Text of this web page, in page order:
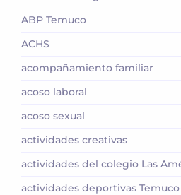
ABP Temuco
ACHS
acompañamiento familiar
acoso laboral
acoso sexual
actividades creativas
actividades del colegio Las
actividades deportivas Temuco